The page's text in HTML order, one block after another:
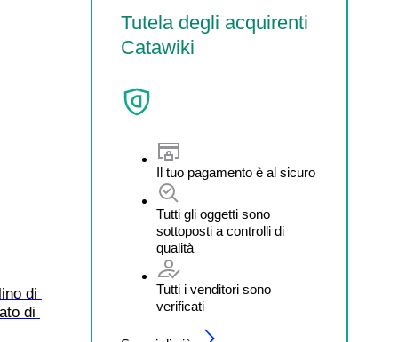
Tutela degli acquirenti
Catawiki
Il tuo pagamento è al sicuro
Tutti gli oggetti sono
sottoposti a controlli di
qualità
Tutti i venditori sono
verificati
di
di